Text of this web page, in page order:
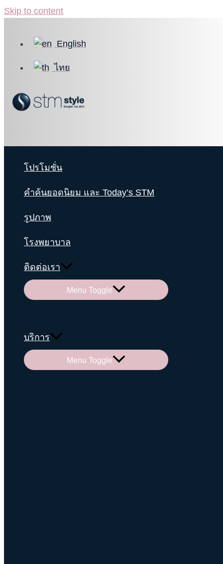
Skip to content
English
ไทย
โปรโมชั่น
คำค้นยอดนิยม และ Today’s STM
รูปภาพ
โรงพยาบาล
ติดต่อเรา
Menu Toggle
บริการ
Menu Toggle